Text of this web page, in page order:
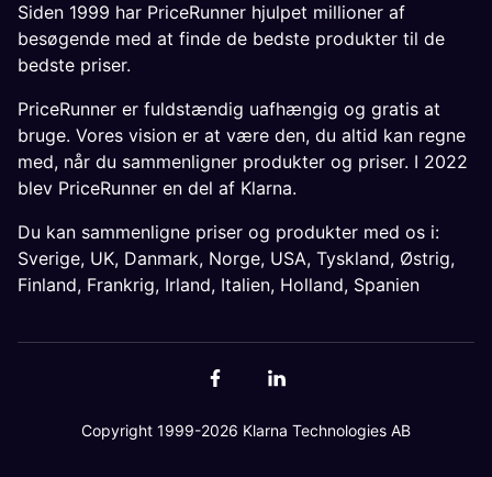
Siden 1999 har PriceRunner hjulpet millioner af
besøgende med at finde de bedste produkter til de
bedste priser.
PriceRunner er fuldstændig uafhængig og gratis at
bruge. Vores vision er at være den, du altid kan regne
med, når du sammenligner produkter og priser. I 2022
blev PriceRunner en del af Klarna.
Du kan sammenligne priser og produkter med os i:
Sverige, UK, Danmark, Norge, USA, Tyskland, Østrig,
Finland, Frankrig, Irland, Italien, Holland, Spanien
Copyright 1999-2026 Klarna Technologies AB